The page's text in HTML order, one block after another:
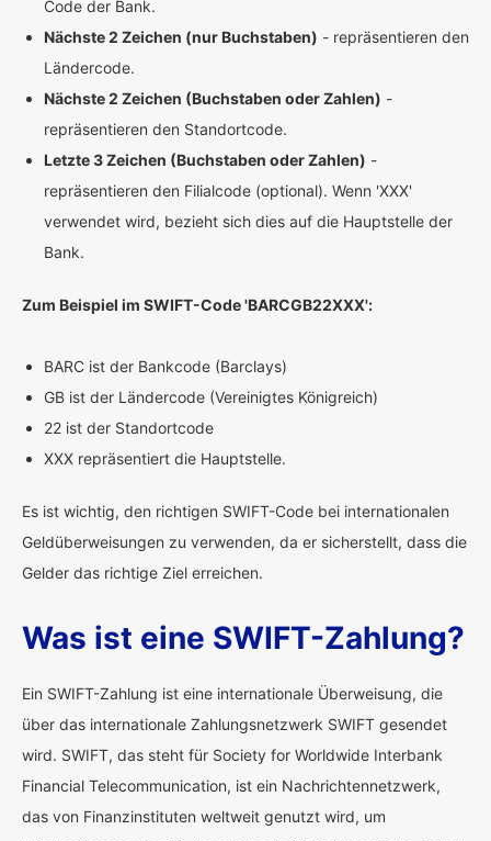
Code der Bank.
Nächste 2 Zeichen (nur Buchstaben) - repräsentieren den
Ländercode.
Nächste 2 Zeichen (Buchstaben oder Zahlen) -
repräsentieren den Standortcode.
Letzte 3 Zeichen (Buchstaben oder Zahlen) -
repräsentieren den Filialcode (optional). Wenn 'XXX'
verwendet wird, bezieht sich dies auf die Hauptstelle der
Bank.
Zum Beispiel im SWIFT-Code 'BARCGB22XXX':
BARC ist der Bankcode (Barclays)
GB ist der Ländercode (Vereinigtes Königreich)
22 ist der Standortcode
XXX repräsentiert die Hauptstelle.
Es ist wichtig, den richtigen SWIFT-Code bei internationalen
Geldüberweisungen zu verwenden, da er sicherstellt, dass die
Gelder das richtige Ziel erreichen.
Was ist eine SWIFT-Zahlung?
Ein SWIFT-Zahlung ist eine internationale Überweisung, die
über das internationale Zahlungsnetzwerk SWIFT gesendet
wird. SWIFT, das steht für Society for Worldwide Interbank
Financial Telecommunication, ist ein Nachrichtennetzwerk,
das von Finanzinstituten weltweit genutzt wird, um